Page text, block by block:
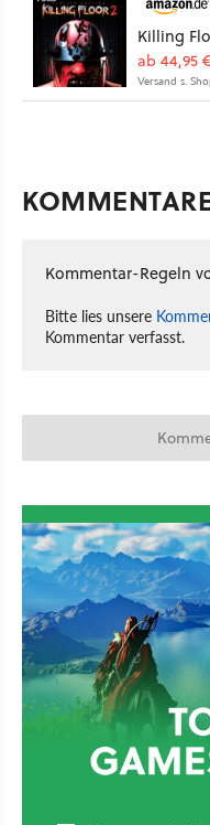
Killing
ab 44,95
Versand s.
Kommentar-Regeln
Bitte lies unsere
Kommentar verfasst.